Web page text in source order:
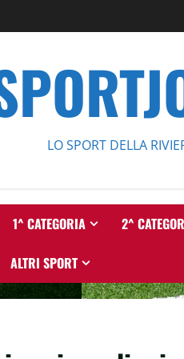
LO SPORT DELLA
1^ CATEGORIA 2^
ALTRI SPORT